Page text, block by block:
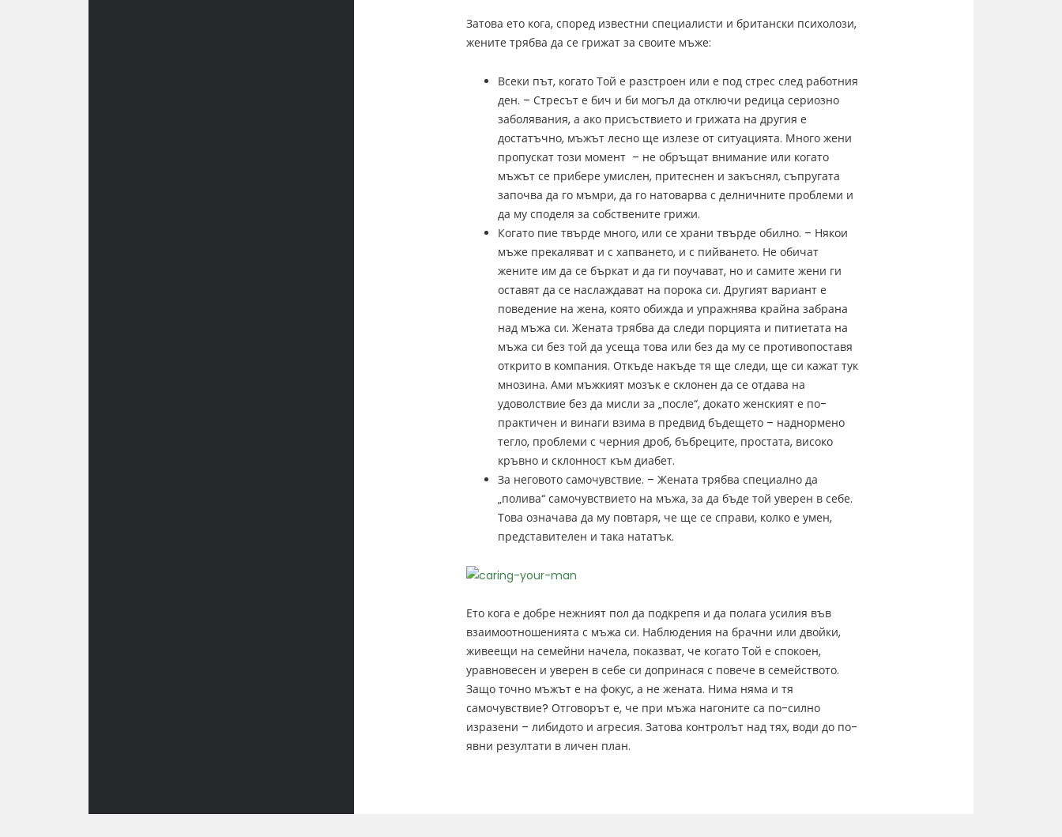
Затова ето кога, според известни специалисти и британски психолози,
жените трябва да се грижат за своите мъже:
Всеки път, когато Той е разстроен или е под стрес след работния
ден. – Стресът е бич и би могъл да отключи редица сериозно
заболявания, а ако присъствието и грижата на другия е
достатъчно, мъжът лесно ще излезе от ситуацията. Много жени
пропускат този момент – не обръщат внимание или когато
мъжът се прибере умислен, притеснен и закъснял, съпругата
започва да го мъмри, да го натоварва с делничните проблеми и
да му споделя за собствените грижи.
Когато пие твърде много, или се храни твърде обилно. – Някои
мъже прекаляват и с хапването, и с пийването. Не обичат
жените им да се бъркат и да ги поучават, но и самите жени ги
оставят да се наслаждават на порока си. Другият вариант е
поведение на жена, която обижда и упражнява крайна забрана
над мъжа си. Жената трябва да следи порцията и питиетата на
мъжа си без той да усеща това или без да му се противопоставя
открито в компания. Откъде накъде тя ще следи, ще си кажат тук
мнозина. Ами мъжкият мозък е склонен да се отдава на
удоволствие без да мисли за „после“, докато женският е по-
практичен и винаги взима в предвид бъдещето – наднормено
тегло, проблеми с черния дроб, бъбреците, простата, високо
кръвно и склонност към диабет.
За неговото самочувствие. – Жената трябва специално да
„полива“ самочувствието на мъжа, за да бъде той уверен в себе.
Това означава да му повтаря, че ще се справи, колко е умен,
представителен и така нататък.
Ето кога е добре нежният пол да подкрепя и да полага усилия във
взаимоотношенията с мъжа си. Наблюдения на брачни или двойки,
живеещи на семейни начела, показват, че когато Той е спокоен,
уравновесен и уверен в себе си допринася с повече в семейството.
Защо точно мъжът е на фокус, а не жената. Нима няма и тя
самочувствие? Отговорът е, че при мъжа нагоните са по-силно
изразени – либидото и агресия. Затова контролът над тях, води до по-
явни резултати в личен план.